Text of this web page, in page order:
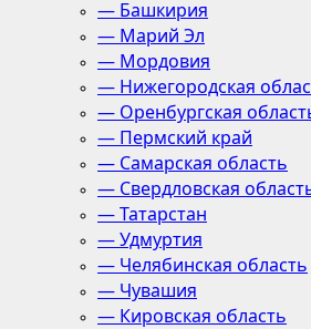
— Башкирия
— Марий Эл
— Мордовия
— Нижегородская
— Оренбургская
— Пермский край
— Самарская область
— Свердловская
— Татарстан
— Удмуртия
— Челябинская область
— Чувашия
— Кировская область